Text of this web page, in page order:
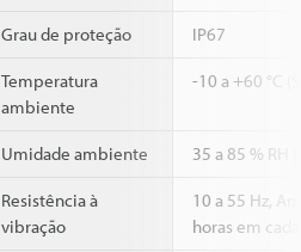
Grau de proteção IP67
Temperatura
ambiente
-10 a +60 °C
Umidade ambiente 35 a 85 % RH
Resistência à
vibração
10 a 55 Hz,
horas em